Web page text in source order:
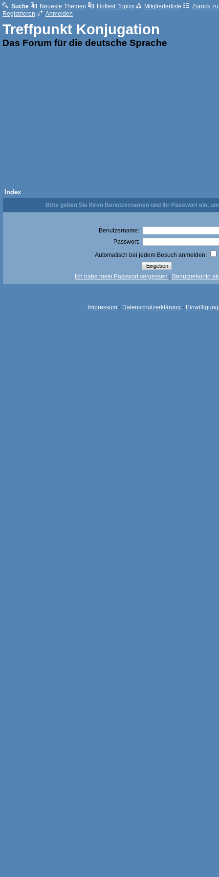
Suche Neueste Themen Hottest Topics Mitgliederliste
Zurück
Registrieren
Anmelden
Treffpunkt Konjugation
Das Forum für die deutsche Sprache
Index
Bitte geben Sie Ihren Benutzernamen und Ihr Passwort ein,
Benutzername:
Passwort:
Automatisch bei jedem Besuch anmelden:
Ich habe mein Passwort vergessen | Benutzerkonto
Impressum· Datenschutzerklärung ·